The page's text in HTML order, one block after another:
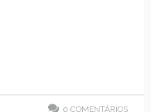
0 COMENTÁRIOS